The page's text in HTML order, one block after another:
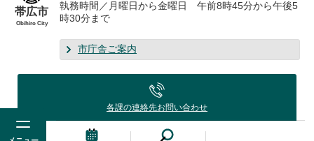
帯広市
Obihiro City
執務時間／月曜日から金曜日 午前8時45分から午後5
時30分まで
市庁舎ご案内
各課の連絡先お問い合わせ